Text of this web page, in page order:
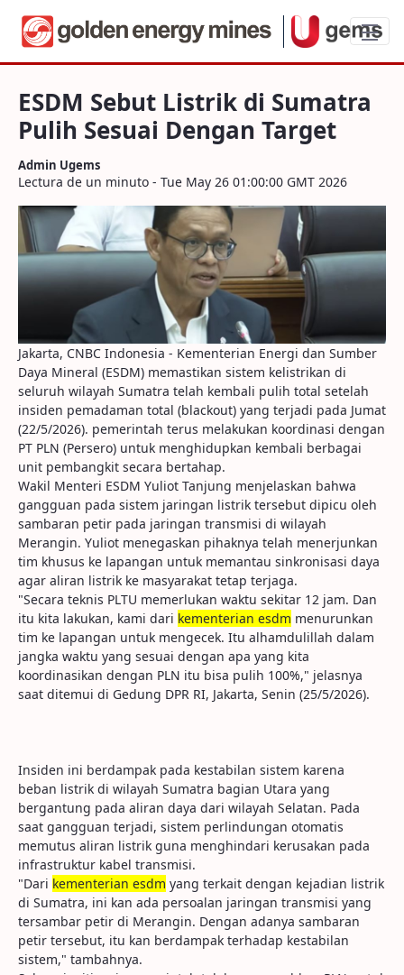
ESDM Sebut Listrik di Sumatra Pulih
ESDM Sebut Listrik di Sumatra
Pulih Sesuai Dengan Target
Admin Ugems
Lectura de un minuto - Tue May 26 01:00:00 GMT 2026
Jakarta, CNBC Indonesia - Kementerian Energi dan Sumber
Daya Mineral (ESDM) memastikan sistem kelistrikan di
seluruh wilayah Sumatra telah kembali pulih total setelah
insiden pemadaman total (blackout) yang terjadi pada Jumat
(22/5/2026). pemerintah terus melakukan koordinasi dengan
PT PLN (Persero) untuk menghidupkan kembali berbagai
unit pembangkit secara bertahap.
Wakil Menteri ESDM Yuliot Tanjung menjelaskan bahwa
gangguan pada sistem jaringan listrik tersebut dipicu oleh
sambaran petir pada jaringan transmisi di wilayah
Merangin. Yuliot menegaskan pihaknya telah menerjunkan
tim khusus ke lapangan untuk memantau sinkronisasi daya
agar aliran listrik ke masyarakat tetap terjaga.
"Secara teknis PLTU memerlukan waktu sekitar 12 jam. Dan
itu kita lakukan, kami dari kementerian esdm menurunkan
tim ke lapangan untuk mengecek. Itu alhamdulillah dalam
jangka waktu yang sesuai dengan apa yang kita
koordinasikan dengan PLN itu bisa pulih 100%," jelasnya
saat ditemui di Gedung DPR RI, Jakarta, Senin (25/5/2026).
Insiden ini berdampak pada kestabilan sistem karena
beban listrik di wilayah Sumatra bagian Utara yang
bergantung pada aliran daya dari wilayah Selatan. Pada
saat gangguan terjadi, sistem perlindungan otomatis
memutus aliran listrik guna menghindari kerusakan pada
infrastruktur kabel transmisi.
"Dari kementerian esdm yang terkait dengan kejadian listrik
di Sumatra, ini kan ada persoalan jaringan transmisi yang
tersambar petir di Merangin. Dengan adanya sambaran
petir tersebut, itu kan berdampak terhadap kestabilan
sistem," tambahnya.